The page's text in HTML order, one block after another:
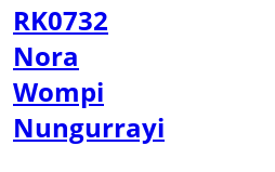
RK0732
Nora
Wompi
Nungurrayi